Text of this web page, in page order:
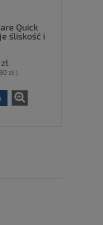
Quick
śliskość i
zł )